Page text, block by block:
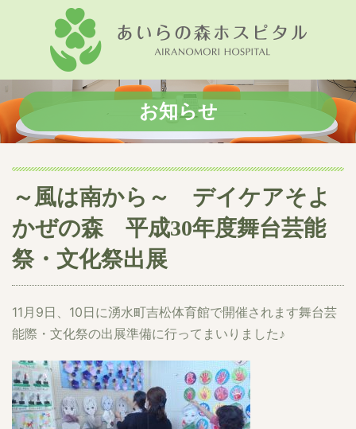
お知らせ
～風は南から～ デイケアそよ
かぜの森 平成30年度舞台芸能
祭・文化祭出展
11月9日、10日に湧水町吉松体育館で開催されます舞台芸
能際・文化祭の出展準備に行ってまいりました♪